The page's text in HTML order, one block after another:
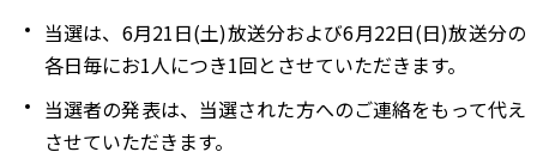
当選は、6月21日(土)放送分および6月22日(日)放送分の
各日毎にお1人につき1回とさせていただきます。
当選者の発表は、当選された方へのご連絡をもって代え
させていただきます。